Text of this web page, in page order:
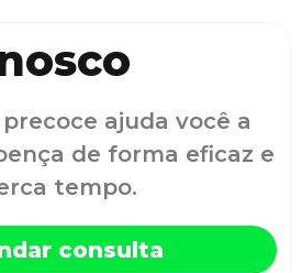
ajuda você a
de forma eficaz e
tempo.
consulta